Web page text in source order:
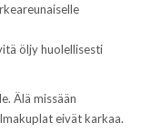
öljy huolellisesti
Älä missään
eivät karkaa.